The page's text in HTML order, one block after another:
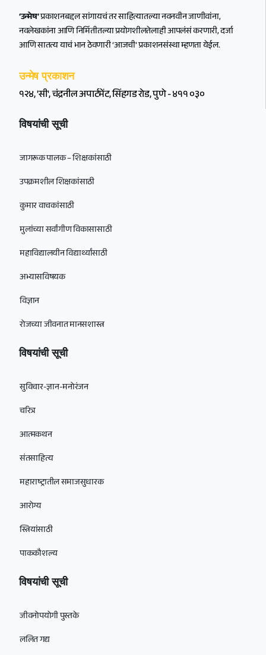
‘उन्मेष’प्रकाशनबद्दल सांगायचं तर साहित्यातल्या नवनवीन जाणीवांना,
नवलेखकांना आणि निर्मितीतल्या प्रयोगशीलतेलाही आपलंसं करणारी, दर्जा
आणि सातत्य याचं भान ठेवणारी ‘आजची’ प्रकाशनसंस्था म्हणता येईल.
उन्मेष प्रकाशन
१२४, 'सी', चंद्रनील अपार्टमेंट, सिंहगड रोड, पुणे - ४११ ०३०
विषयांची सूची
जागरूक पालक – शिक्षकांसाठी
उपक्रमशील शिक्षकांसाठी
कुमार वाचकांसाठी
मुलांच्या सर्वांगीण विकासासाठी
महाविद्यालयीन विद्यार्थ्यांसाठी
अभ्यासविषयक
विज्ञान
रोजच्या जीवनात मानसशास्त्र
विषयांची सूची
सुविचार-ज्ञान-मनोरंजन
चरित्र
आत्मकथन
संतसाहित्य
महाराष्ट्रातील समाजसुधारक
आरोग्य
स्त्रियांसाठी
पाककौशल्य
विषयांची सूची
जीवनोपयोगी पुस्तके
ललित गद्य